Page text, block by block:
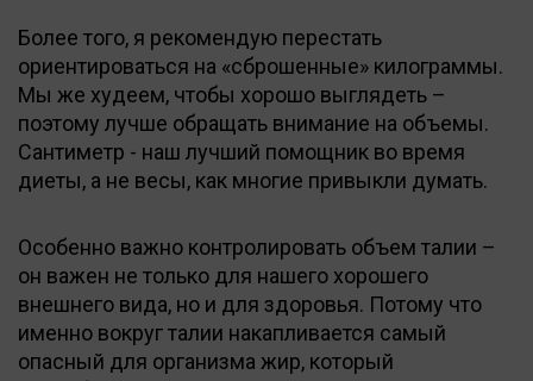
Более того, я рекомендую перестать
ориентироваться на «сброшенные» килограммы.
Мы же худеем, чтобы хорошо выглядеть –
поэтому лучше обращать внимание на объемы.
Сантиметр - наш лучший помощник во время
диеты, а не весы, как многие привыкли думать.
Особенно важно контролировать объем талии –
он важен не только для нашего хорошего
внешнего вида, но и для здоровья. Потому что
именно вокруг талии накапливается самый
опасный для организма жир, который